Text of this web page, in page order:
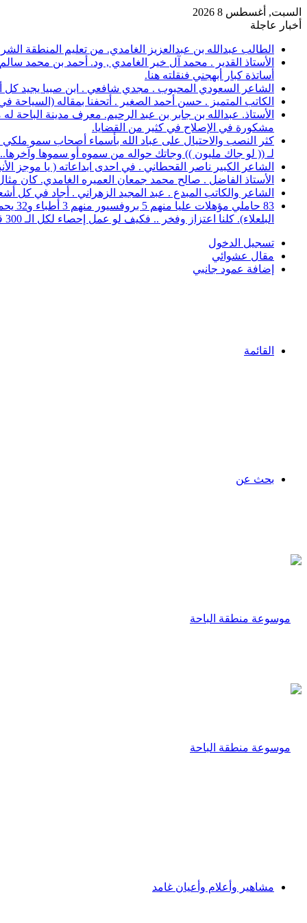
السبت, أغسطس 8 2026
أخبار عاجلة
الطالب عبدالله بن عبدالعزيز الغامدي. من تعليم المنطقة الشرقية، حصل
الأستاذ القدير . محمد آل خير الغامدي , ود. أحمد بن محمد
أساتذة كبار أبهجني فنقلته هنا.
الشاعر السعودي المحبوب . مجدي شافعي . ابن صبيا يجيد كل
الكاتب المتميز . حسن أحمد الصغير . أتحفنا بمقاله (السياحة
الأستاذ. عبدالله بن جابر بن عبد الرحيم. معرف مدينة
مشكورة في الإصلاح في كثير من القضايا.
كثر النصب والاحتيال على عباد الله بأسماء أصحاب سمو
لـ (( لو جاك مليون )) وجاتك حواله من سموه أو سموها
الشاعر الكبير ناصر القحطاني . في احدى ابداعاته ( يا موجز
الأستاذ الفاضل . صالح محمد جمعان العميره الغامدي. كان مثال للمعلم
الشاعر والكاتب المبدع . عبد المجيد الزهراني . أجاد في كل
البلعلاء). كلنا اعتزاز وفخر .. فكيف لو عمل إحصاء لكل الـ 300 قرية.
تسجيل الدخول
مقال عشوائي
إضافة عمود جانبي
القائمة
بحث عن
مشاهير وأعلام وأعيان غامد